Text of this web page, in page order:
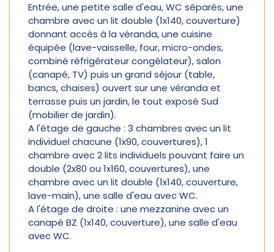
Entrée, une petite salle d'eau, WC séparés, une
chambre avec un lit double (1x140, couverture)
donnant accès à la véranda, une cuisine
équipée (lave-vaisselle, four, micro-ondes,
combiné réfrigérateur congélateur), salon
(canapé, TV) puis un grand séjour (table,
bancs, chaises) ouvert sur une véranda et
terrasse puis un jardin, le tout exposé Sud
(mobilier de jardin).
A l'étage de gauche : 3 chambres avec un lit
individuel chacune (1x90, couvertures), 1
chambre avec 2 lits individuels pouvant faire un
double (2x80 ou 1x160, couvertures), une
chambre avec un lit double (1x140, couverture,
lave-main), une salle d'eau avec WC.
A l'étage de droite : une mezzanine avec un
canapé BZ (1x140, couverture), une salle d'eau
avec WC.